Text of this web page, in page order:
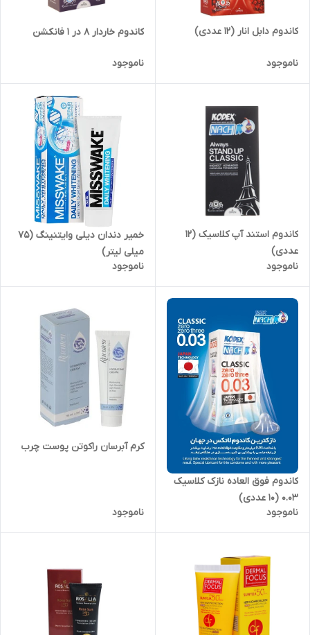
کاندوم دابل انار (12 عددی)
ناموجود
کاندوم خاردار 8 در 1 فانکشن
ناموجود
کاندوم استند آپ کلاسیک (12
عددی)
ناموجود
خمیر دندان دیلی وایتنینگ (75
میلی لیتر)
ناموجود
کاندوم فوق العاده نازک کلاسیک
0.03 (10 عددی)
ناموجود
کرم آبرسان راکوتن پوست چرب
ناموجود